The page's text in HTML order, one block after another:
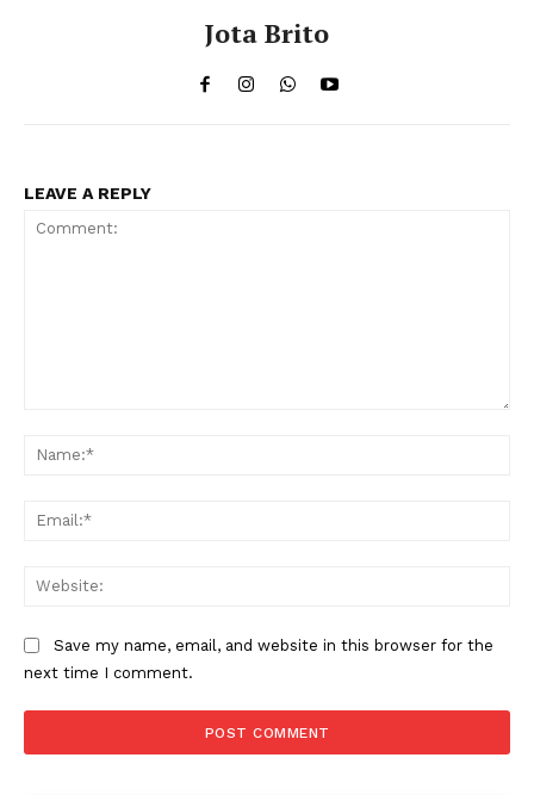
Jota Brito
LEAVE A REPLY
Save my name, email, and website in this browser for the
next time I comment.